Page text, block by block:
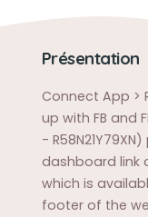
Présentation
Connect App >
up with FB and
-
dashboard link
which is
footer of the